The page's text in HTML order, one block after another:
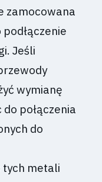
zamocowana
Jeśli
wymianę
połączenia
do
tych metali